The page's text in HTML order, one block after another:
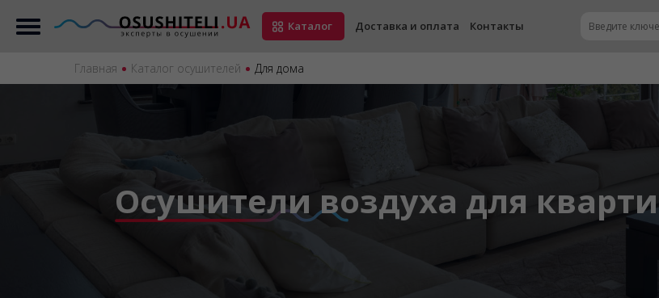
Каталог Доставка и оплата Контакты
Главная Каталог осушителей Для дома
Осушители воздуха для